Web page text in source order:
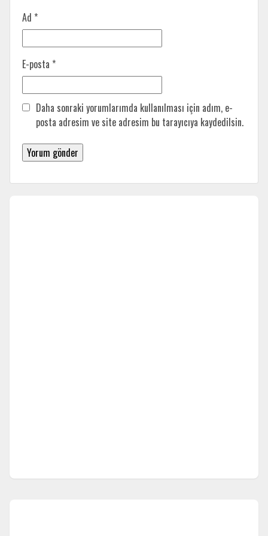
Ad *
E-posta *
Daha sonraki yorumlarımda kullanılması için adım, e-
posta adresim ve site adresim bu tarayıcıya kaydedilsin.